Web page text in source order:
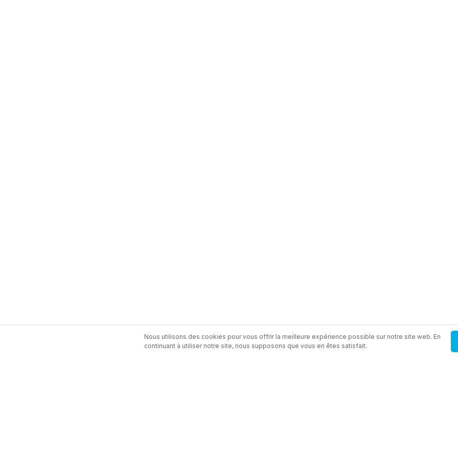
Nous utilisons des cookies pour vous offrir la meilleure expérience possible sur notre site web. En
continuant à utiliser notre site, nous supposons que vous en êtes satisfait.